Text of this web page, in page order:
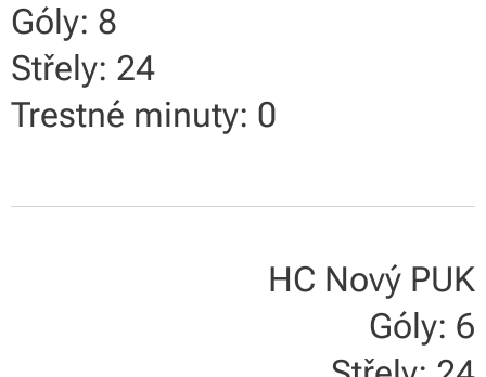
Góly: 8
Střely: 24
Trestné minuty: 0
HC Nový PUK
Góly: 6